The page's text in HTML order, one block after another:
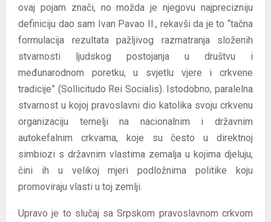
ovaj pojam znači, no možda je njegovu najprecizniju
definiciju dao sam Ivan Pavao II., rekavši da je to “tačna
formulacija rezultata pažljivog razmatranja složenih
stvarnosti ljudskog postojanja u društvu i
međunarodnom poretku, u svjetlu vjere i crkvene
tradicije” (Sollicitudo Rei Socialis). Istodobno, paralelna
stvarnost u kojoj pravoslavni dio katolika svoju crkvenu
organizaciju temelji na nacionalnim i državnim
autokefalnim crkvama, koje su često u direktnoj
simbiozi s državnim vlastima zemalja u kojima djeluju,
čini ih u velikoj mjeri podložnima politike koju
promoviraju vlasti u toj zemlji.
Upravo je to slučaj sa Srpskom pravoslavnom crkvom